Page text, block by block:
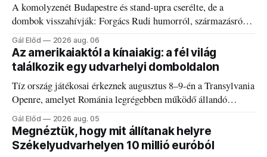
A komolyzenét Budapestre és stand-upra cserélte, de a
dombok visszahívják: Forgács Rudi humorról, származásról
és határokról.
Gál Előd 2026 aug. 06
Az amerikaiaktól a kínaiakig: a fél világ
találkozik egy udvarhelyi domboldalon
Tíz ország játékosai érkeznek augusztus 8–9-én a Transylvania
Openre, amelyet Románia legrégebben működő állandó
discgolfpályáján rendeznek meg.
Gál Előd 2026 aug. 05
Megnéztük, hogy mit állítanak helyre
Székelyudvarhelyen 10 millió euróból